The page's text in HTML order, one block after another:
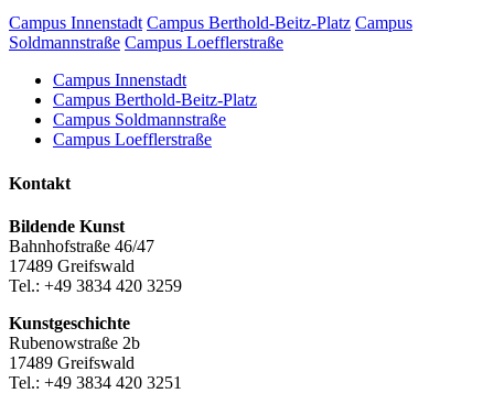
Campus Innenstadt Campus Berthold-Beitz-Platz Campus
Soldmannstraße Campus Loefflerstraße
Campus Innenstadt
Campus Berthold-Beitz-Platz
Campus Soldmannstraße
Campus Loefflerstraße
Kontakt
Bildende Kunst
Bahnhofstraße 46/47
17489 Greifswald
Tel.: +49 3834 420 3259
Kunstgeschichte
Rubenowstraße 2b
17489 Greifswald
Tel.: +49 3834 420 3251